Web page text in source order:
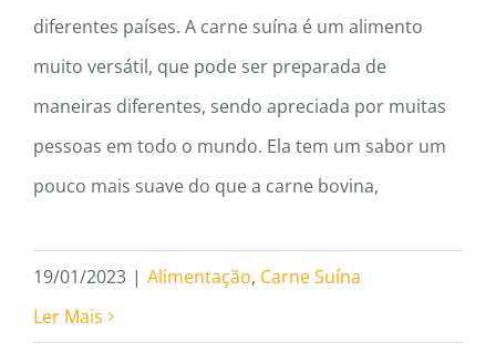
diferentes países. A carne suína é um alimento
muito versátil, que pode ser preparada de
maneiras diferentes, sendo apreciada por muitas
pessoas em todo o mundo. Ela tem um sabor um
pouco mais suave do que a carne bovina,
19/01/2023 | Alimentação, Carne Suína
Ler Mais